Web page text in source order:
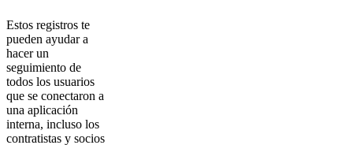
Estos registros te
pueden ayudar a
hacer un
seguimiento de
todos los usuarios
que se conectaron a
una aplicación
interna, incluso los
contratistas y socios